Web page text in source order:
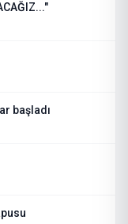
başladı